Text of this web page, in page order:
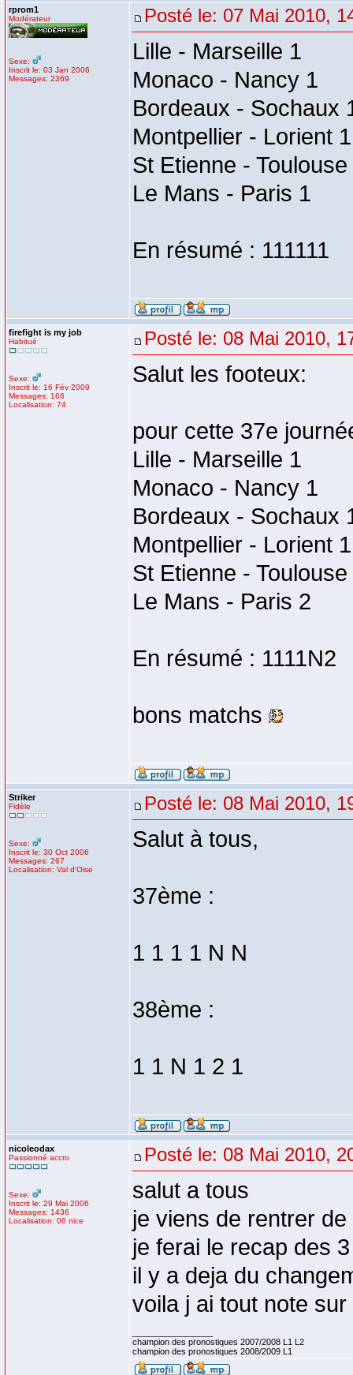
rprom1
Modérateur
Sexe:
Inscrit le: 03 Jan 2006
Messages: 2369
Posté le: 07 Mai 2010,
Lille - Marseille 1
Monaco - Nancy 1
Bordeaux - Sochaux
Montpellier - Lorient 1
St Etienne - Toulouse
Le Mans - Paris 1
En résumé : 111111
firefight is my job
Habitué
Sexe:
Inscrit le: 16 Fév 2009
Messages: 166
Localisation: 74
Posté le: 08 Mai 2010,
Salut les footeux:
pour cette 37e
Lille - Marseille 1
Monaco - Nancy 1
Bordeaux - Sochaux
Montpellier - Lorient 1
St Etienne - Toulouse
Le Mans - Paris 2
En résumé : 1111N2
bons matchs
Striker
Fidèle
Sexe:
Inscrit le: 30 Oct 2006
Messages: 267
Localisation: Val d'Oise
Posté le: 08 Mai 2010,
Salut à tous,
37ème :
1 1 1 1 N N
38ème :
1 1 N 1 2 1
nicoleodax
Passionné accro
Sexe:
Inscrit le: 29 Mai 2006
Messages: 1436
Localisation: 06 nice
Posté le: 08 Mai 2010,
salut a tous
je viens de rentrer
je ferai le recap des
il y a deja du
voila j ai tout note
champion des pronostiques 2007/2008 L1 L2
champion des pronostiques 2008/2009 L1